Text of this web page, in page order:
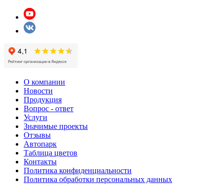
О компании
Новости
Продукция
Вопрос - ответ
Услуги
Значимые проекты
Отзывы
Автопарк
Таблица цветов
Контакты
Политика конфиденциальности
Политика обработки персональных данных